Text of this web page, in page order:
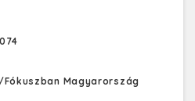
Magyarország